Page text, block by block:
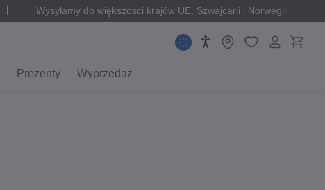
Wysyłamy do większości krajów UE, Szwajcarii i Norwegii
Prezenty Wyprzedaż